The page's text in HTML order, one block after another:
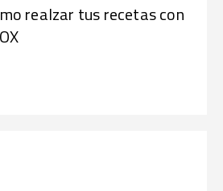
realzar tus recetas con